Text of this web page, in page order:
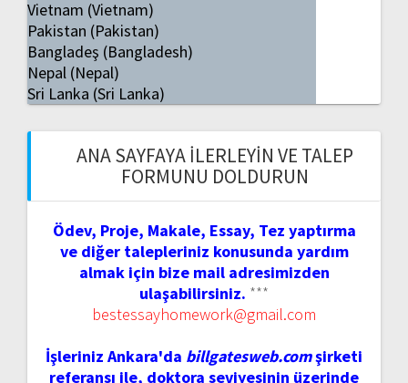
Vietnam (Vietnam)
Pakistan (Pakistan)
Bangladeş (Bangladesh)
Nepal (Nepal)
Sri Lanka (Sri Lanka)
ANA SAYFAYA İLERLEYIN VE TALEP
FORMUNU DOLDURUN
Ödev, Proje, Makale, Essay, Tez yaptırma
ve diğer talepleriniz konusunda yardım
almak için bize mail adresimizden
ulaşabilirsiniz. ***
bestessayhomework@gmail.com
İşleriniz Ankara'da billgatesweb.comşirketi
referansı ile, doktora seviyesinin üzerinde